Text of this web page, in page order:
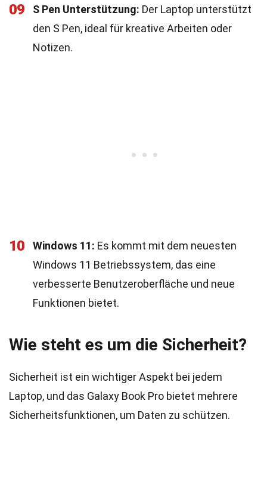
09 S Pen Unterstützung: Der Laptop unterstützt
den S Pen, ideal für kreative Arbeiten oder
Notizen.
10 Windows 11: Es kommt mit dem neuesten
Windows 11 Betriebssystem, das eine
verbesserte Benutzeroberfläche und neue
Funktionen bietet.
Wie steht es um die Sicherheit?
Sicherheit ist ein wichtiger Aspekt bei jedem
Laptop, und das Galaxy Book Pro bietet mehrere
Sicherheitsfunktionen, um Daten zu schützen.